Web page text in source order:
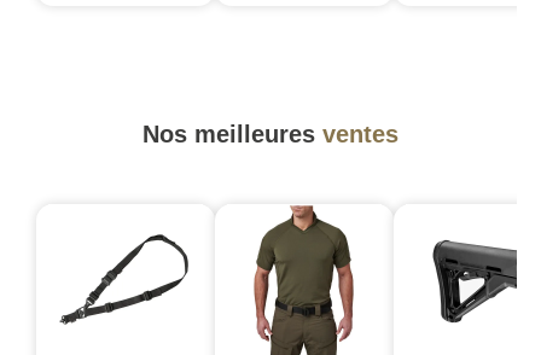
Nos meilleures ventes